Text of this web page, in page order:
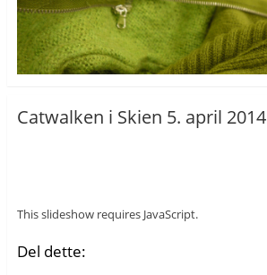
Catwalken i Skien 5. april 2014
This slideshow requires JavaScript.
Del dette: